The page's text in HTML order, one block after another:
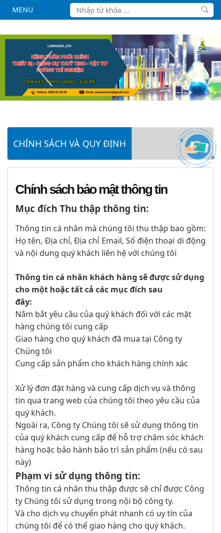
MENU
CHÍNH SÁCH VÀ QUY ĐỊNH
Chính sách bảo mật thông tin
Mục đích Thu thập thông tin:
Thông tin cá nhân mà chúng tôi thu thập bao gồm:
Họ tên, Địa chỉ, Địa chỉ Email, Số điện thoại di động
và nội dung quý khách liên hệ với chúng tôi
Thông tin cá nhân khách hàng sẽ được sử dụng
cho một hoặc tất cả các mục đích sau
đây:
Nắm bắt yêu cầu của quý khách đối với các mặt
hàng chúng tôi cung cấp
Giao hàng cho quý khách đã mua tại Công ty
Chúng tôi
Cung cấp sản phẩm cho khách hàng chính xác
Xử lý đơn đặt hàng và cung cấp dịch vụ và thông
tin qua trang web của chúng tôi theo yêu cầu của
quý khách.
Ngoài ra, Công ty Chúng tôi sẽ sử dụng thông tin
của quý khách cung cấp để hỗ trợ chăm sóc khách
hàng hoặc bảo hành bảo trì sản phẩm (nếu có sau
này)
Phạm vi sử dụng thông tin:
Thông tin cá nhân thu thập được sẽ chỉ được Công
ty Chúng tôi sử dụng trong nội bộ công ty.
Và cho dịch vụ chuyển phát nhanh có uy tín của
chúng tôi để có thể giao hàng cho quý khách.